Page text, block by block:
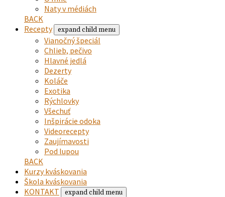
Naty v médiách
BACK
Recepty
expand child menu
Vianočný špeciál
Chlieb, pečivo
Hlavné jedlá
Dezerty
Koláče
Exotika
Rýchlovky
Všechuť
Inšpirácie odoka
Videorecepty
Zaujímavosti
Pod lupou
BACK
Kurzy kváskovania
Škola kváskovania
KONTAKT
expand child menu